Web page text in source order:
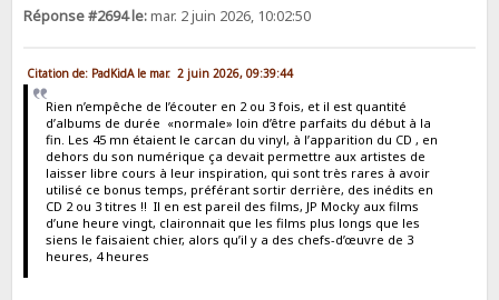
Réponse #2694 le:mar. 2 juin 2026, 10:02:50
Citation de: PadKidA le mar. 2 juin 2026, 09:39:44
Rien n’empêche de l’écouter en 2 ou 3 fois, et il est quantité
d’albums de durée «normale» loin d’être parfaits du début à la
fin. Les 45 mn étaient le carcan du vinyl, à l’apparition du CD , en
dehors du son numérique ça devait permettre aux artistes de
laisser libre cours à leur inspiration, qui sont très rares à avoir
utilisé ce bonus temps, préférant sortir derrière, des inédits en
CD 2 ou 3 titres !! Il en est pareil des films, JP Mocky aux films
d’une heure vingt, claironnait que les films plus longs que les
siens le faisaient chier, alors qu’il y a des chefs-d’œuvre de 3
heures, 4 heures